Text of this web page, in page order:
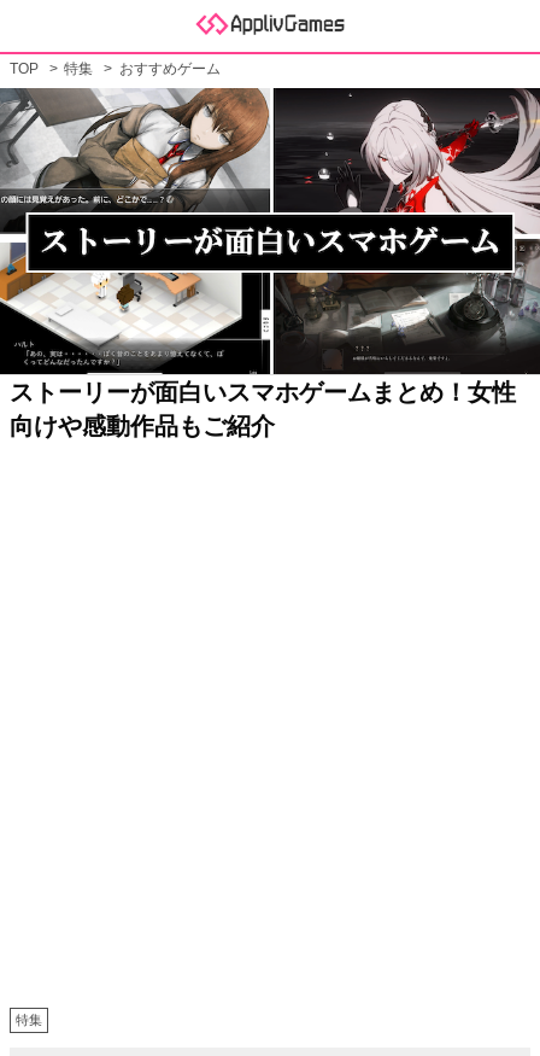
TOP 特集 おすすめゲーム
ストーリーが面白いスマホゲームまとめ！女性
向けや感動作品もご紹介
特集